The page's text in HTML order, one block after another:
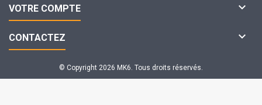
VOTRE COMPTE 
CONTACTEZ 
© Copyright 2026 MK6. Tous droits réservés.